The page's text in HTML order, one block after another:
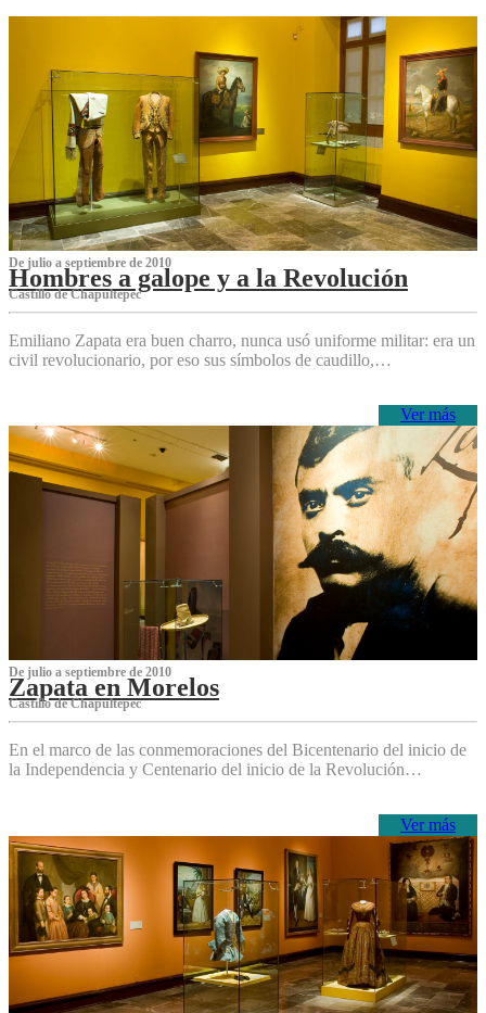
De julio a septiembre de 2010
Hombres a galope y a la Revolución
Castillo de Chapultepec
Emiliano Zapata era buen charro, nunca usó uniforme militar: era un
civil revolucionario, por eso sus símbolos de caudillo,…
Ver más
De julio a septiembre de 2010
Zapata en Morelos
Castillo de Chapultepec
En el marco de las conmemoraciones del Bicentenario del inicio de
la Independencia y Centenario del inicio de la Revolución…
Ver más